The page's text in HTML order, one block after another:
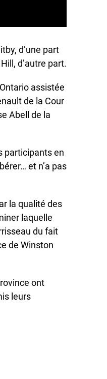
d’une part
d’autre part.
assistée
de la Cour
Abell de la
participants en
et n’a pas
la qualité des
laquelle
du fait
de Winston
ont
leurs